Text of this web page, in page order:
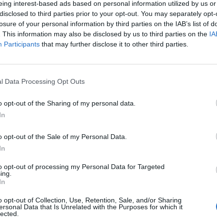
interest-based ads based on personal information utilized by us
to third parties prior to your opt-out. You may separately
of your personal information by third parties on the IAB’s list of
This information may also be disclosed by us to third parties on the
Participants that may further disclose it to other third parties.
Data Processing Opt Outs
opt-out of the Sharing of my personal data.
opt-out of the Sale of my Personal Data.
opt-out of processing my Personal Data for Targeted
opt-out of Collection, Use, Retention, Sale, and/or Sharing
Data that Is Unrelated with the Purposes for which it
z Zabrza pracował na swoją emeryturę 62 lata. Obecnie